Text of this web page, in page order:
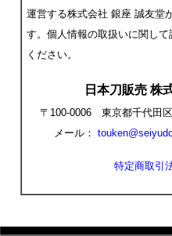
運営する株式会社 銀座 誠友堂
す。個人情報の取扱いに関し
ください。
日本刀販売 株
〒100-0006 東京都千代田
メール：
特定商取引